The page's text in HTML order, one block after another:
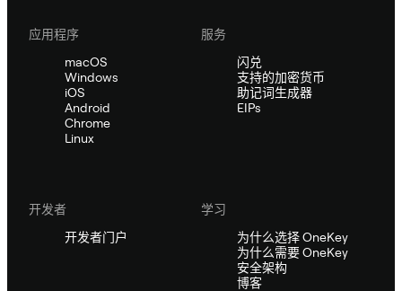
应用程序
macOS
Windows
iOS
Android
Chrome
Linux
服务
闪兑
支持的加密货币
助记词生成器
EIPs
开发者
开发者门户
学习
为什么选择 OneKey
为什么需要 OneKey
安全架构
博客